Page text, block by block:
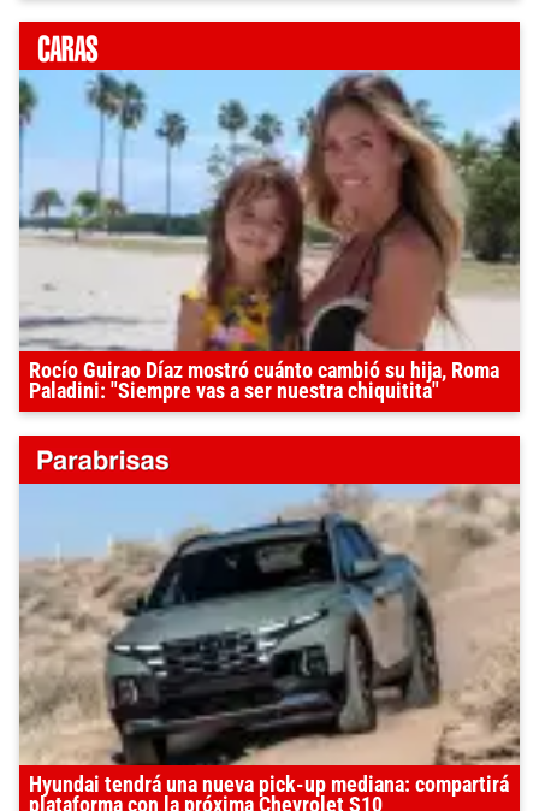
Rocío Guirao Díaz mostró cuánto cambió su hija, Roma
Paladini: "Siempre vas a ser nuestra chiquitita"
Hyundai tendrá una nueva pick-up mediana: compartirá
plataforma con la próxima Chevrolet S10